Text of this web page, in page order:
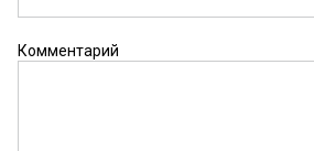
Комментарий